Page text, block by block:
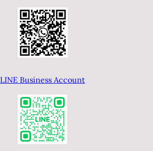
LINE Business Account